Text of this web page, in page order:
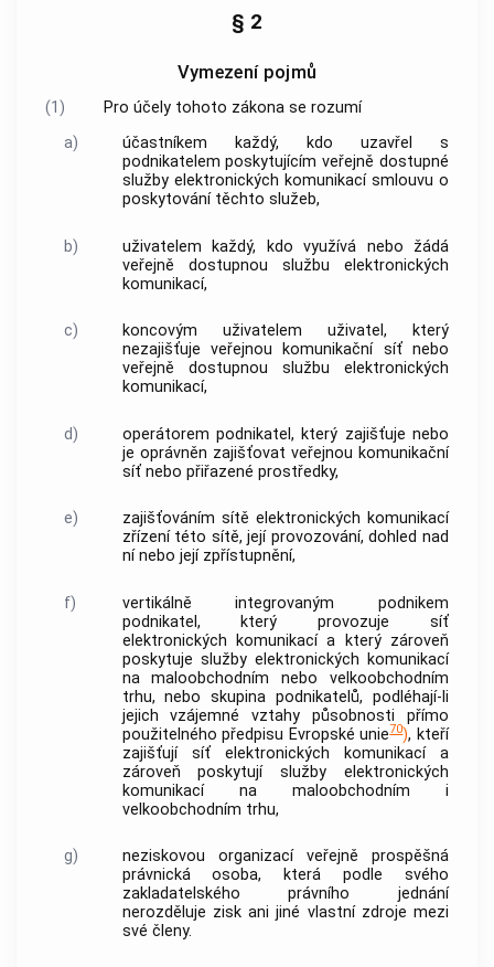
§ 2
Vymezení pojmů
(1)
Pro účely tohoto zákona se rozumí
a)
účastníkem každý, kdo uzavřel s
podnikatelem poskytujícím veřejně dostupné
služby elektronických komunikacísmlouvu o
poskytování těchto služeb,
b) uživatelem každý, kdo využívá nebo žádá
veřejně dostupnou službu elektronických
komunikací,
c) koncovým uživatelem uživatel , který
nezajišťuje veřejnou komunikační síťnebo
veřejně dostupnou službu elektronických
komunikací,
d) operátorem podnikatel, který zajišťuje nebo
je oprávněn zajišťovat veřejnou komunikační
síťnebo přiřazené prostředky,
e)
zajišťováním sítě elektronických komunikací
zřízení této sítě, její provozování, dohled nad
ní nebo její zpřístupnění,
f)
vertikálně integrovaným podnikem
podnikatel, který provozuje síť
elektronických komunikacía který zároveň
poskytuje služby elektronických komunikací
na maloobchodním nebo velkoobchodním
trhu, nebo skupina podnikatelů, podléhají-li
jejich vzájemné vztahy působnosti přímo
použitelného předpisu Evropské unie70), kteří
zajišťují síť elektronických komunikacía
zároveň poskytujíslužby elektronických
komunikacína maloobchodním i
velkoobchodním trhu,
g) neziskovou organizacíveřejně prospěšná
právnická osoba, která podle svého
zakladatelského právního jednání
nerozděluje zisk ani jiné vlastní zdroje mezi
své členy.